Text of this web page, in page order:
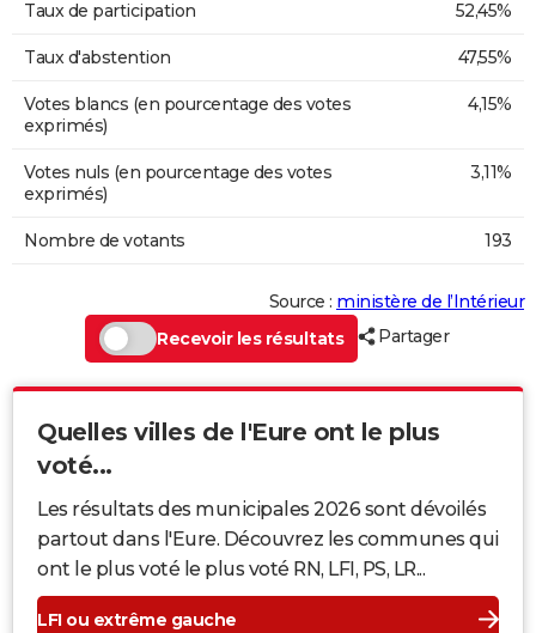
Taux de participation 52,45%
Taux d'abstention 47,55%
Votes blancs (en pourcentage des votes
exprimés)
4,15%
Votes nuls (en pourcentage des votes
exprimés)
3,11%
Nombre de votants 193
Source : ministère de l’Intérieur
Recevoir les résultats
Partager
Quelles villes de l'Eure ont le plus
voté...
Les résultats des municipales 2026 sont dévoilés
partout dans l'Eure. Découvrez les communes qui
ont le plus voté le plus voté RN, LFI, PS, LR...
LFI ou extrême gauche